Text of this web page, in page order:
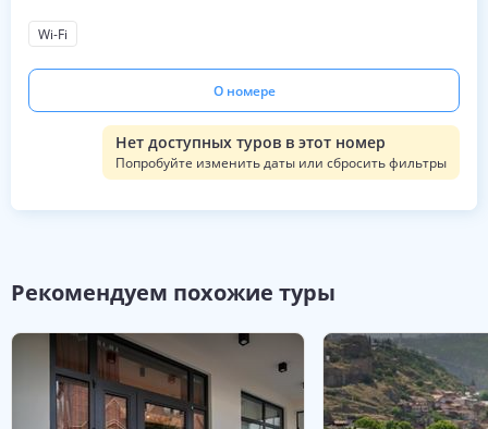
Wi-Fi
О номере
Нет доступных туров в этот номер
Попробуйте изменить даты или сбросить фильтры
Рекомендуем похожие туры